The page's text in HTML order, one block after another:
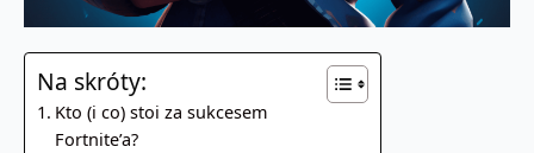
Na skróty:
Kto (i co) stoi za sukcesem
Fortnite’a?